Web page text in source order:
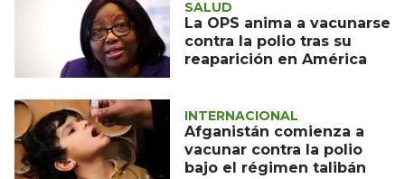
SALUD
La OPS anima a vacunarse
contra la polio tras su
reaparición en América
INTERNACIONAL
Afganistán comienza a
vacunar contra la polio
bajo el régimen talibán